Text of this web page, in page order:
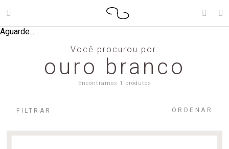
Aguarde...
Você procurou por:
ouro branco
Encontramos 1 produtos
FILTRAR ORDENAR